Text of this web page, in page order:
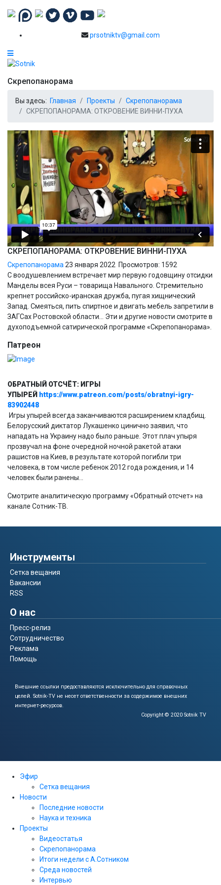
prsotniktv@gmail.com
Скрепопанорама
Вы здесь: Главная Проекты
Скрепопанорама
СКРЕПОПАНОРАМА: ОТКРОВЕНИЕ ВИННИ-ПУХА
СКРЕПОПАНОРАМА: ОТКРОВЕНИЕ ВИННИ-ПУХА
Скрепопанорама 23 января 2022 Просмотров: 1592
С воодушевлением встречает мир первую годовщину отсидки
Манделы всея Руси – товарища Навального. Стремительно
крепнет российско-иранская дружба, пугая хищнический
Запад. Смеяться, пить спиртное и двигать мебель запретили в
ЗАГСах Ростовской области… Эти и другие новости смотрите в
духоподъемной сатирической программе «Скрепопанорама».
Патреон
ОБРАТНЫЙ ОТСЧЁТ: ИГРЫ
УПЫРЕЙ https://www.patreon.com/posts/obratnyi-igry-
83902448
Игры упырей всегда заканчиваются расширением кладбищ.
Белорусский диктатор Лукашенко цинично заявил, что
нападать на Украину надо было раньше. Этот плач упыря
прозвучал на фоне очередной ночной ракетой атаки
рашистов на Киев, в результате которой погибли три
человека, в том числе ребенок 2012 года рождения, и 14
человек были ранены…
Смотрите аналитическую программу «Обратный отсчет» на
канале Сотник-ТВ.
Инструменты
Сетка вещания
Вакансии
RSS
О нас
Пресс-релиз
Сотрудничество
Реклама
Помощь
Внешние ссылки предоставляются исключительно для справочных
целей. Sotnik-TV не несет ответственности за содержимое внешних
интернет-ресурсов.
Copyright © 2020 Sotnik TV
Эфир
Сетка вещания
Новости
Последние новости
Наука и техника
Проекты
Видеостатья
Скрепопанорама
Итоги недели с А.Сотником
Среда новостей
Интервью